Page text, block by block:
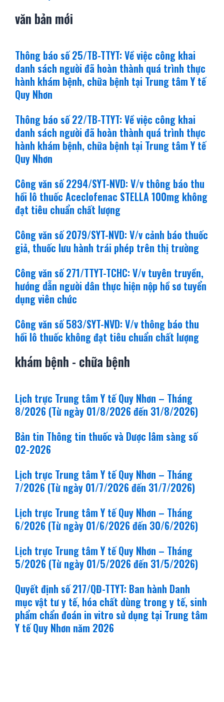
văn bản mới
Thông báo số 25/TB-TTYT: Về việc công khai
danh sách người đã hoàn thành quá trình thực
hành khám bệnh, chữa bệnh tại Trung tâm Y tế
Quy Nhơn
Thông báo số 22/TB-TTYT: Về việc công khai
danh sách người đã hoàn thành quá trình thực
hành khám bệnh, chữa bệnh tại Trung tâm Y tế
Quy Nhơn
Công văn số 2294/SYT-NVD: V/v thông báo thu
hồi lô thuốc Aceclofenac STELLA 100mg không
đạt tiêu chuẩn chất lượng
Công văn số 2079/SYT-NVD: V/v cảnh báo thuốc
giả, thuốc lưu hành trái phép trên thị trường
Công văn số 271/TTYT-TCHC: V/v tuyên truyền,
hướng dẫn người dân thực hiện nộp hồ sơ tuyển
dụng viên chức
Công văn số 583/SYT-NVD: V/v thông báo thu
hồi lô thuốc không đạt tiêu chuẩn chất lượng
khám bệnh - chữa bệnh
Lịch trực Trung tâm Y tế Quy Nhơn – Tháng
8/2026 (Từ ngày 01/8/2026 đến 31/8/2026)
Bản tin Thông tin thuốc và Dược lâm sàng số
02-2026
Lịch trực Trung tâm Y tế Quy Nhơn – Tháng
7/2026 (Từ ngày 01/7/2026 đến 31/7/2026)
Lịch trực Trung tâm Y tế Quy Nhơn – Tháng
6/2026 (Từ ngày 01/6/2026 đến 30/6/2026)
Lịch trực Trung tâm Y tế Quy Nhơn – Tháng
5/2026 (Từ ngày 01/5/2026 đến 31/5/2026)
Quyết định số 217/QĐ-TTYT: Ban hành Danh
mục vật tư y tế, hóa chất dùng trong y tế, sinh
phẩm chẩn đoán in vitro sử dụng tại Trung tâm
Y tế Quy Nhơn năm 2026